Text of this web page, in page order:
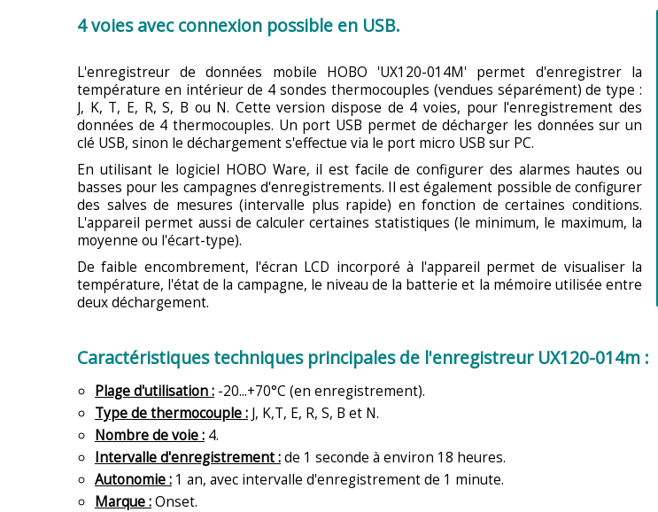
4 voies avec connexion possible en USB.
L'enregistreur de données mobile HOBO 'UX120-014M' permet d'enregistrer la
température en intérieur de 4 sondes thermocouples (vendues séparément) de type :
J, K, T, E, R, S, B ou N. Cette version dispose de 4 voies, pour l'enregistrement des
données de 4 thermocouples. Un port USB permet de décharger les données sur un
clé USB, sinon le déchargement s'effectue via le port micro USB sur PC.
En utilisant le logiciel HOBO Ware, il est facile de configurer des alarmes hautes ou
basses pour les campagnes d'enregistrements. Il est également possible de configurer
des salves de mesures (intervalle plus rapide) en fonction de certaines conditions.
L'appareil permet aussi de calculer certaines statistiques (le minimum, le maximum, la
moyenne ou l'écart-type).
De faible encombrement, l'écran LCD incorporé à l'appareil permet de visualiser la
température, l'état de la campagne, le niveau de la batterie et la mémoire utilisée entre
deux déchargement.
Caractéristiques techniques principales de l'enregistreur UX120-014m :
Plage d'utilisation : -20...+70°C (en enregistrement).
Type de thermocouple : J, K,T, E, R, S, B et N.
Nombre de voie : 4.
Intervalle d'enregistrement :de 1 seconde à environ 18 heures.
Autonomie : 1 an, avec intervalle d'enregistrement de 1 minute.
Marque :Onset.